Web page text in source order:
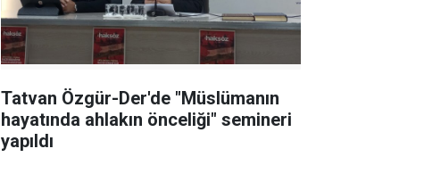
Tatvan Özgür-Der'de "Müslümanın
hayatında ahlakın önceliği" semineri
yapıldı